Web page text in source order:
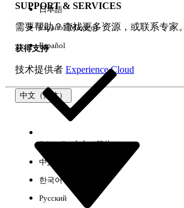
SUPPORT & SERVICES
需要帮助？查找更多资源，或联系专家。
获得支持
技术提供者 Experience Cloud
中文（简体）
日本語
Español (México)
Español
Select Org中文（简体）
中文（繁体）
한국어
Русский